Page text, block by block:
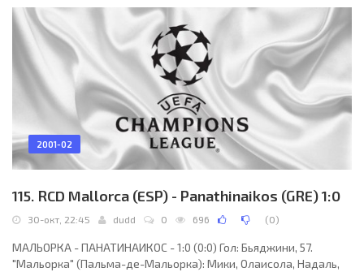
(Норвегия). 30 октября. Нант. Стадион "Божуар". 37 000
зрителей.
2001-02
115. RCD Mallorca (ESP) - Panathinaikos (GRE) 1:0
30-окт, 22:45 dudd 0 696 (0)
МАЛЬОРКА - ПАНАТИНАИКОС - 1:0 (0:0) Гол: Бьяджини, 57.
"Мальорка" (Пальма-де-Мальорка): Мики, Олаисола, Надаль,